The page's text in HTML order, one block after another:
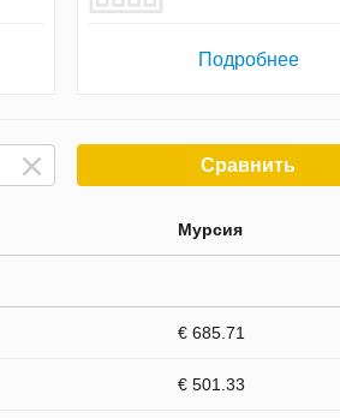
Подробнее
Сравнить
Мурсия
€ 685.71
€ 501.33